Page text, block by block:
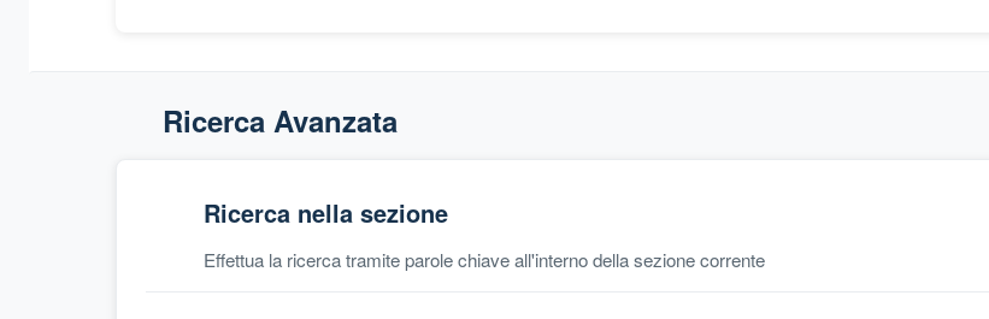
Ricerca Avanzata
Ricerca nella sezione
Effettua la ricerca tramite parole chiave all'interno della sezione corrente